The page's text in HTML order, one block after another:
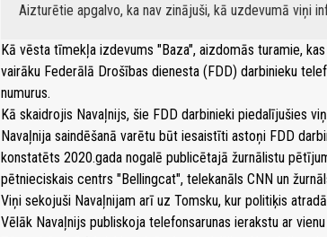
Aizturētie apgalvo, ka nav zinājuši, kā uzdevumā viņi
Kā vēsta tīmekļa izdevums "Baza", aizdomās turamie,
vairāku Federālā Drošības dienesta (FDD) darbinieku
numurus.
Kā skaidrojis Navaļnijs, šie FDD darbinieki piedalījušies
Navaļnija saindēšanā varētu būt iesaistīti astoņi FDD
konstatēts 2020.gada nogalē publicētajā žurnālistu
pētnieciskais centrs "Bellingcat", telekanāls CNN un
Viņi sekojuši Navaļnijam arī uz Tomsku, kur politiķis
Vēlāk Navaļnijs publiskoja telefonsarunas ierakstu ar